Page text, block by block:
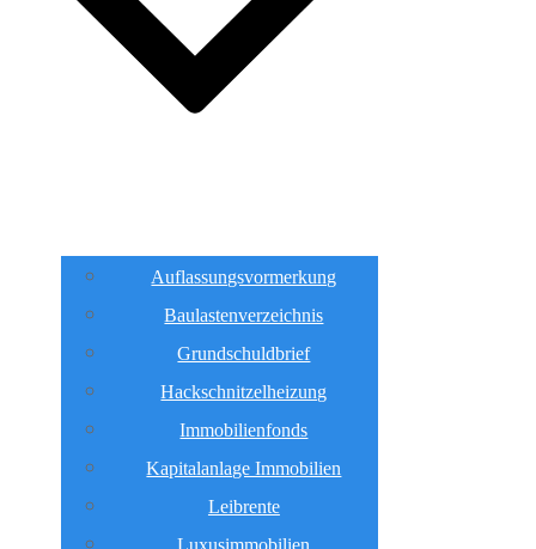
Auflassungsvormerkung
Baulastenverzeichnis
Grundschuldbrief
Hackschnitzelheizung
Immobilienfonds
Kapitalanlage Immobilien
Leibrente